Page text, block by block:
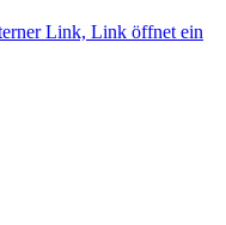
Link, Link öffnet ein